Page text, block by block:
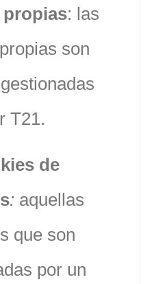
propias: las
son
T21.
de
: aquellas
que son
por un